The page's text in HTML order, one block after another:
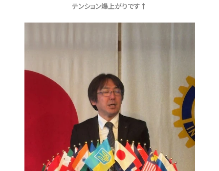
テンション爆上がりです↑